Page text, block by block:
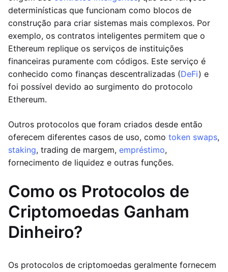
determinísticas que funcionam como blocos de
construção para criar sistemas mais complexos. Por
exemplo, os contratos inteligentes permitem que o
Ethereum replique os serviços de instituições
financeiras puramente com códigos. Este serviço é
conhecido como finanças descentralizadas (DeFi) e
foi possível devido ao surgimento do protocolo
Ethereum.
Outros protocolos que foram criados desde então
oferecem diferentes casos de uso, como token swaps,
staking, trading de margem, empréstimo,
fornecimento de liquidez e outras funções.
Como os Protocolos de
Criptomoedas Ganham
Dinheiro?
Os protocolos de criptomoedas geralmente fornecem